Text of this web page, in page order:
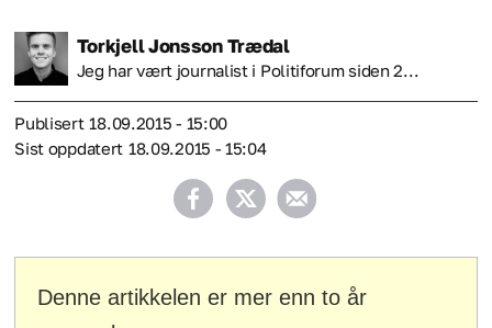
TorkjellJonsson Trædal
Jeg har vært journalist i Politiforum siden 2...
Publisert
18.09.2015 - 15:00
Sist oppdatert
18.09.2015 - 15:04
Denne artikkelen er mer enn to år